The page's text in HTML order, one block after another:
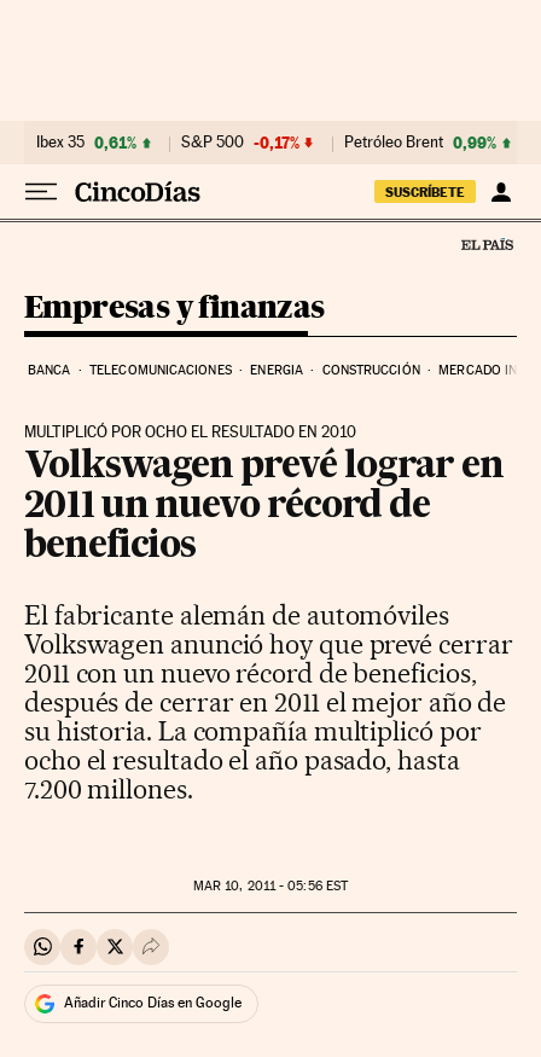
Ibex 35 0,61% S&P 500 -0,17% Petróleo Brent 0,99%
SUSCRÍBETE
Empresas y finanzas
BANCA TELECOMUNICACIONES ENERGIA CONSTRUCCIÓN MERCADO
MULTIPLICÓ POR OCHO EL RESULTADO EN 2010
Volkswagen prevé lograr en
2011 un nuevo récord de
beneficios
El fabricante alemán de automóviles
Volkswagen anunció hoy que prevé cerrar
2011 con un nuevo récord de beneficios,
después de cerrar en 2011 el mejor año de
su historia. La compañía multiplicó por
ocho el resultado el año pasado, hasta
7.200 millones.
MAR 10, 2011 - 05:56EST
Compartir en Whatsapp
Compartir en Facebook
Compartir en Twitter
Desplegar Redes Sociales
Añadir Cinco Días en Google